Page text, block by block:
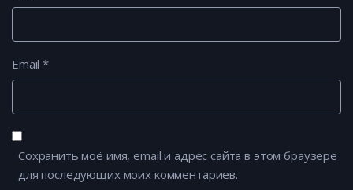
Email*
Сохранить моё имя, email и адрес сайта в этом браузере
для последующих моих комментариев.